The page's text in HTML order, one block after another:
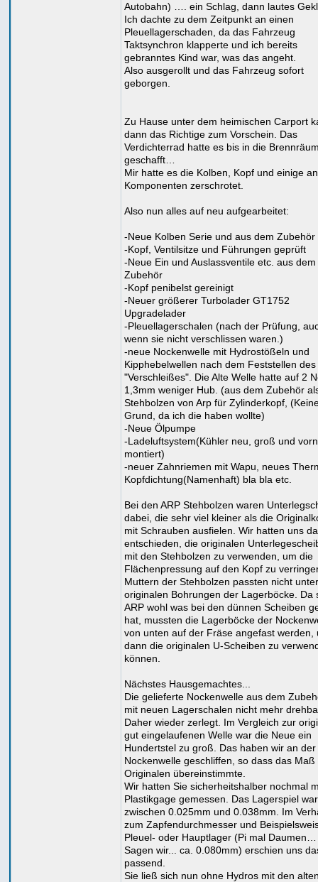
Autobahn) …. ein Schlag, dann lautes
Ich dachte zu dem Zeitpunkt an einen
Pleuellagerschaden, da das Fahrzeug
Taktsynchron klapperte und ich bereits
gebranntes Kind war, was das angeht.
Also ausgerollt und das Fahrzeug sofort
geborgen.
Zu Hause unter dem heimischen Carport
dann das Richtige zum Vorschein. Das
Verdichterrad hatte es bis in die
geschafft…
Mir hatte es die Kolben, Kopf und einige
Komponenten zerschrotet.
Also nun alles auf neu aufgearbeitet:
-Neue Kolben Serie und aus dem Zubehör
-Kopf, Ventilsitze und Führungen geprüft
-Neue Ein und Auslassventile etc. aus dem
Zubehör
-Kopf penibelst gereinigt
-Neuer größerer Turbolader GT1752
Upgradelader
-Pleuellagerschalen (nach der Prüfung,
wenn sie nicht verschlissen waren.)
-neue Nockenwelle mit Hydrostößeln und
Kipphebelwellen nach dem Feststellen des
"Verschleißes". Die Alte Welle hatte auf 2
1,3mm weniger Hub. (aus dem Zubehör
Stehbolzen von Arp für Zylinderkopf,
Grund, da ich die haben wollte)
-Neue Ölpumpe
-Ladeluftsystem(Kühler neu, groß und
montiert)
-neuer Zahnriemen mit Wapu, neues
Kopfdichtung(Namenhaft) bla bla etc.
Bei den ARP Stehbolzen waren
dabei, die sehr viel kleiner als die
mit Schrauben ausfielen. Wir hatten uns
entschieden, die originalen
mit den Stehbolzen zu verwenden, um die
Flächenpressung auf den Kopf zu
Muttern der Stehbolzen passten nicht
originalen Bohrungen der Lagerböcke. Da
ARP wohl was bei den dünnen Scheiben
hat, mussten die Lagerböcke der
von unten auf der Fräse angefast werden,
dann die originalen U-Scheiben zu
können.
Nächstes Hausgemachtes...
Die gelieferte Nockenwelle aus dem
mit neuen Lagerschalen nicht mehr
Daher wieder zerlegt. Im Vergleich zur
gut eingelaufenen Welle war die Neue ein
Hundertstel zu groß. Das haben wir an der
Nockenwelle geschliffen, so dass das Maß
Originalen übereinstimmte.
Wir hatten Sie sicherheitshalber nochmal
Plastikgage gemessen. Das Lagerspiel war
zwischen 0.025mm und 0.038mm. Im
zum Zapfendurchmesser und
Pleuel- oder Hauptlager (Pi mal Daumen…
Sagen wir... ca. 0.080mm) erschien uns
passend.
Sie ließ sich nun ohne Hydros mit den